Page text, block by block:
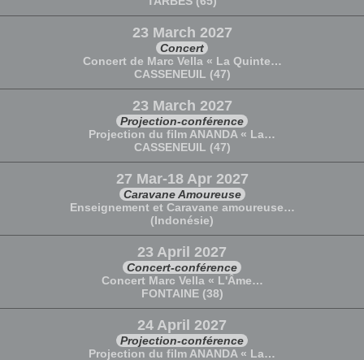
23 March 2027
Concert
Concert de Marc Vella « La Quinte…
CASSENEUIL (47)
23 March 2027
Projection-conférence
Projection du film ANANDA « La…
CASSENEUIL (47)
27 Mar-18 Apr 2027
Caravane Amoureuse
Enseignement et Caravane amoureuse…
(Indonésie)
23 April 2027
Concert-conférence
Concert Marc Vella « L'Âme…
FONTAINE (38)
24 April 2027
Projection-conférence
Projection du film ANANDA « La…